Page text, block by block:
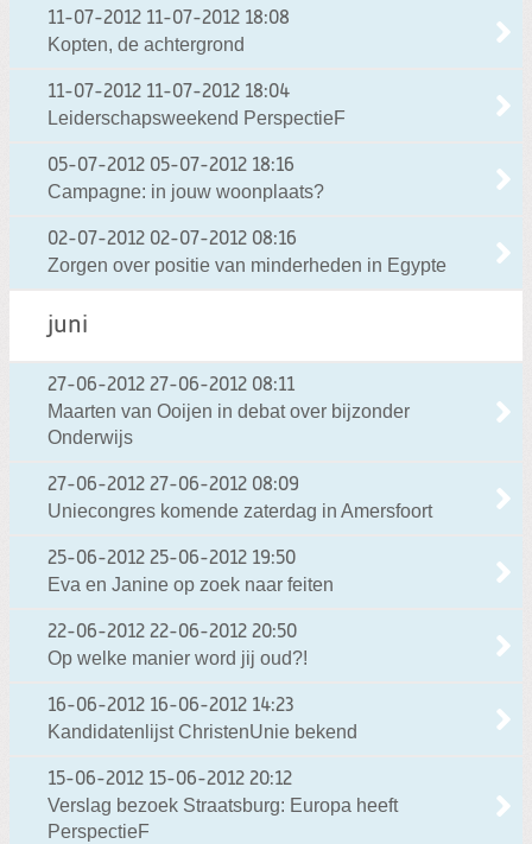
11-07-2012 11-07-2012 18:08
Kopten, de achtergrond
11-07-2012 11-07-2012 18:04
Leiderschapsweekend PerspectieF
05-07-2012 05-07-2012 18:16
Campagne: in jouw woonplaats?
02-07-2012 02-07-2012 08:16
Zorgen over positie van minderheden in Egypte
juni
27-06-2012 27-06-2012 08:11
Maarten van Ooijen in debat over bijzonder
Onderwijs
27-06-2012 27-06-2012 08:09
Uniecongres komende zaterdag in Amersfoort
25-06-2012 25-06-2012 19:50
Eva en Janine op zoek naar feiten
22-06-2012 22-06-2012 20:50
Op welke manier word jij oud?!
16-06-2012 16-06-2012 14:23
Kandidatenlijst ChristenUnie bekend
15-06-2012 15-06-2012 20:12
Verslag bezoek Straatsburg: Europa heeft
PerspectieF